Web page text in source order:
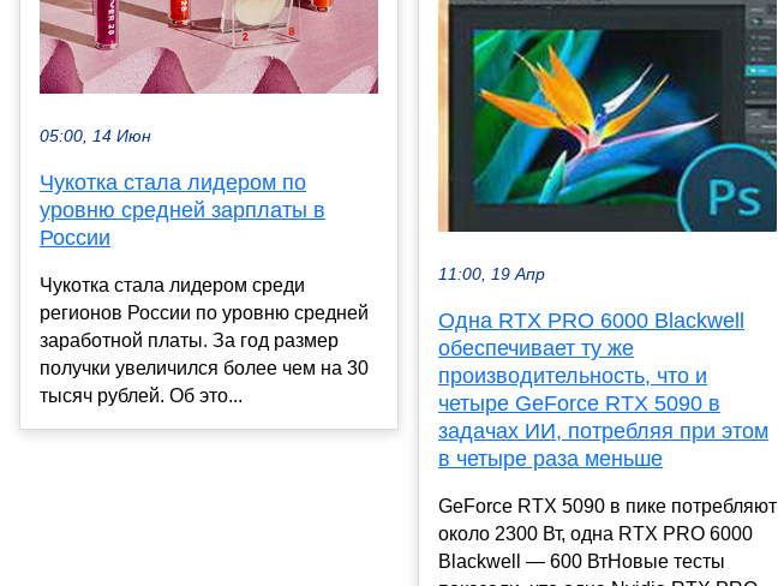
05:00, 14 Июн
Чукотка стала лидером по
уровню средней зарплаты в
России
Чукотка стала лидером среди
регионов России по уровню средней
заработной платы. За год размер
получки увеличился более чем на 30
тысяч рублей. Об это...
11:00, 19 Апр
Одна RTX PRO 6000 Blackwell
обеспечивает ту же
производительность, что и
четыре GeForce RTX 5090 в
задачах ИИ, потребляя при этом
в четыре раза меньше
GeForce RTX 5090 в пике потребляют
около 2300 Вт, одна RTX PRO 6000
Blackwell — 600 ВтНовые тесты